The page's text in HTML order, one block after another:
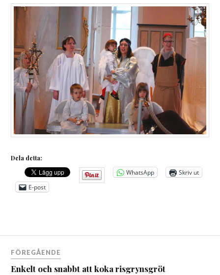
Dela detta:
WhatsApp
Skriv ut
E-post
Inläggsnavigering
FÖREGÅENDE
Enkelt och snabbt att koka risgrynsgröt